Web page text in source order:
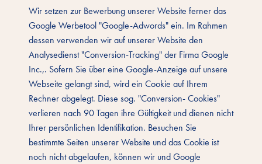
Wir setzen zur Bewerbung unserer Website ferner das
Google Werbetool "Google-Adwords" ein. Im Rahmen
dessen verwenden wir auf unserer Website den
Analysedienst "Conversion-Tracking" der Firma Google
Inc.,. Sofern Sie über eine Google-Anzeige auf unsere
Webseite gelangt sind, wird ein Cookie auf Ihrem
Rechner abgelegt. Diese sog. "Conversion- Cookies"
verlieren nach 90 Tagen ihre Gültigkeit und dienen nicht
Ihrer persönlichen Identifikation. Besuchen Sie
bestimmte Seiten unserer Website und das Cookie ist
noch nicht abgelaufen, können wir und Google